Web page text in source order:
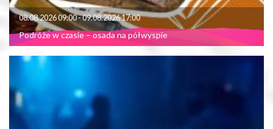
08.08.2026 09:00 - 09.08.2026 17:00
Podróże w czasie – osada na półwyspie